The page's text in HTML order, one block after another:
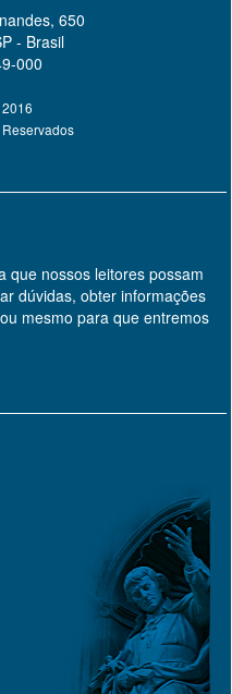
650
- Brasil
000
que nossos leitores possam
dúvidas, obter informações
mesmo para que entremos